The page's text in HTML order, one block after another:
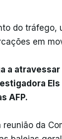
do tráfego,
em
a
AFP.
da